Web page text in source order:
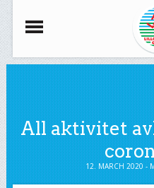
All aktivitet
12. MARCH 2020 -